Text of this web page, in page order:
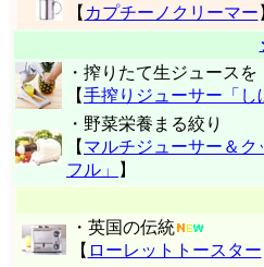
【 カプチーノクリーマー
・搾りたて生ジュースを
【手搾りジューサー「し
・野菜栄養まる絞り
【 マルチジューサー＆ク
フル」
】
・英国の伝統
【 ローレットトースター